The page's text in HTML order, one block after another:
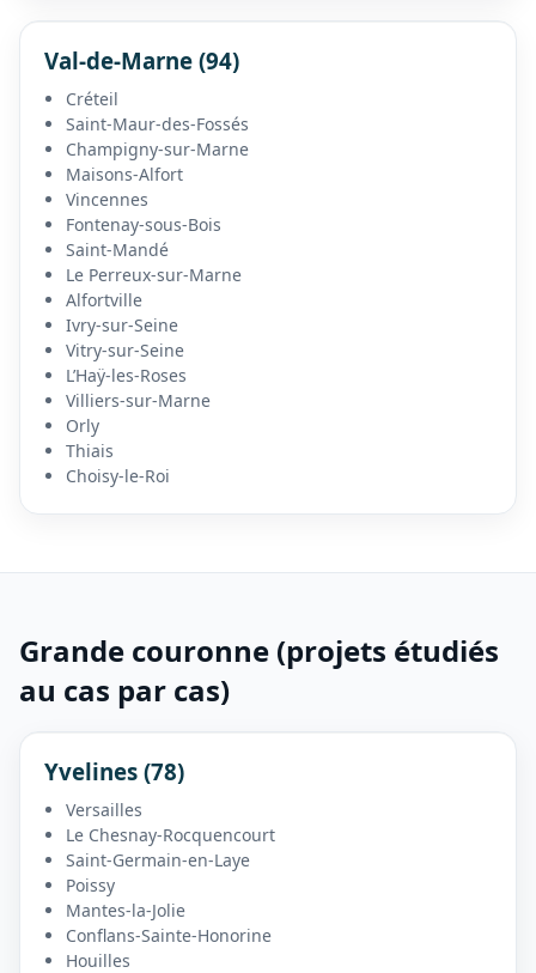
Val-de-Marne (94)
Créteil
Saint-Maur-des-Fossés
Champigny-sur-Marne
Maisons-Alfort
Vincennes
Fontenay-sous-Bois
Saint-Mandé
Le Perreux-sur-Marne
Alfortville
Ivry-sur-Seine
Vitry-sur-Seine
L’Haÿ-les-Roses
Villiers-sur-Marne
Orly
Thiais
Choisy-le-Roi
Grande couronne (projets étudiés
au cas par cas)
Yvelines (78)
Versailles
Le Chesnay-Rocquencourt
Saint-Germain-en-Laye
Poissy
Mantes-la-Jolie
Conflans-Sainte-Honorine
Houilles